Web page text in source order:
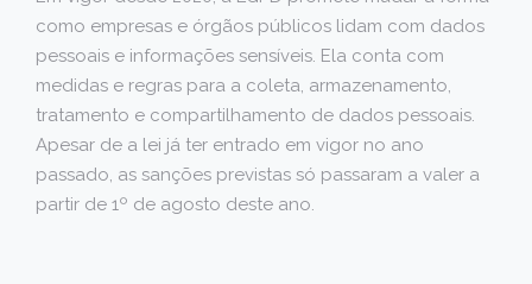
como empresas e órgãos públicos lidam com dados
pessoais e informações sensíveis. Ela conta com
medidas e regras para a coleta, armazenamento,
tratamento e compartilhamento de dados pessoais.
Apesar de a lei já ter entrado em vigor no ano
passado, as sanções previstas só passaram a valer a
partir de 1º de agosto deste ano.